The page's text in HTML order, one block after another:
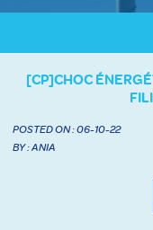
[CP]CHOC
POSTED ON :06-10-22
BY : ANIA